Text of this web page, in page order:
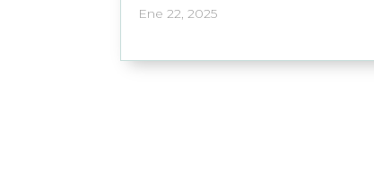
Ene 22, 2025